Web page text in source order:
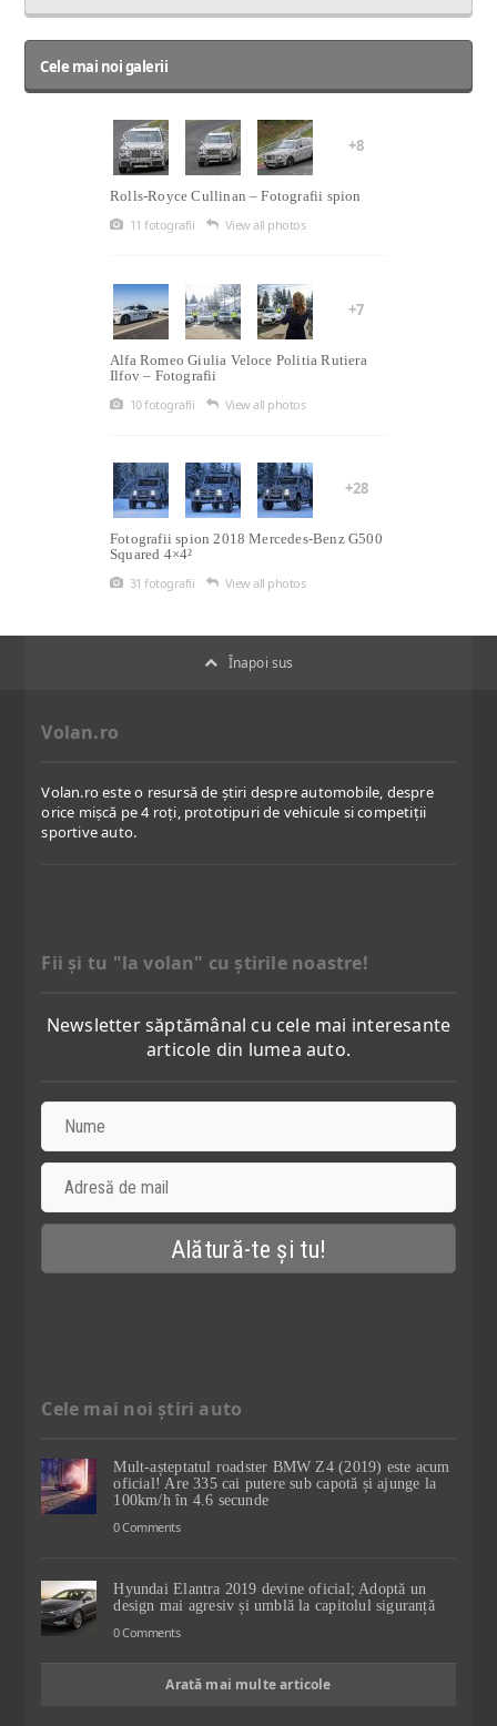
Cele mai noi galerii
+8
Rolls-Royce Cullinan – Fotografii spion
11 fotografii
View all photos
+7
Alfa Romeo Giulia Veloce Politia Rutiera
Ilfov – Fotografii
10 fotografii
View all photos
+28
Fotografii spion 2018 Mercedes-Benz G500
Squared 4×4²
31 fotografii
View all photos
Înapoi sus
Volan.ro
Volan.ro este o resursă de știri despre automobile, despre
orice mișcă pe 4 roți, prototipuri de vehicule si competiții
sportive auto.
Fii şi tu "la volan" cu ştirile noastre!
Newsletter săptămânal cu cele mai interesante
articole din lumea auto.
Cele mai noi știri auto
Mult-așteptatul roadster BMW Z4 (2019) este acum
oficial! Are 335 cai putere sub capotă și ajunge la
100km/h în 4.6 secunde
0 Comments
Hyundai Elantra 2019 devine oficial; Adoptă un
design mai agresiv și umblă la capitolul siguranță
0 Comments
Arată mai multe articole